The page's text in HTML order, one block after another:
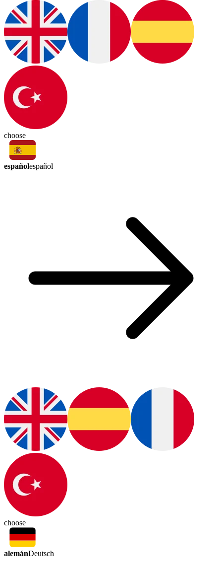
choose
españolespañol
choose
alemánDeutsch